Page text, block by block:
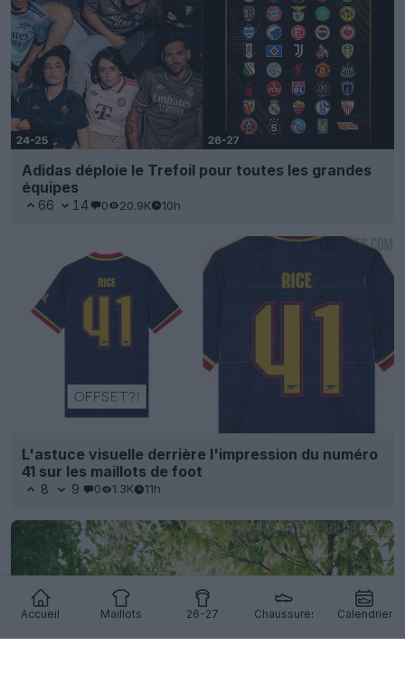
Accueil Maillots 26-27 Chaussures Calendrier
Adidas déploie le Trefoil pour toutes les grandes
équipes
66 14 0 20.9K 10h
L'astuce visuelle derrière l'impression du numéro
41 sur les maillots de foot
8 9 0 1.3K 11h